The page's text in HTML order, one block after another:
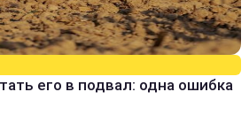
его в подвал: одна ошибка